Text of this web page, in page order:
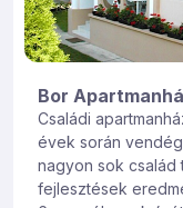
Bor
Családi
évek során
nagyon sok család
fejlesztések